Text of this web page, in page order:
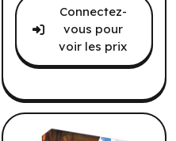
Connectez-
vous pour
voir les prix